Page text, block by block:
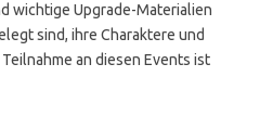
wichtige Upgrade-Materialien
sind, ihre Charaktere und
an diesen Events ist